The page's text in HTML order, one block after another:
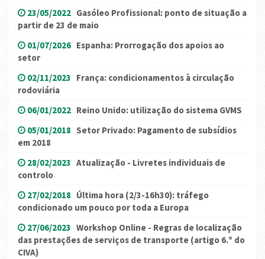
23/05/2022 Gasóleo Profissional: ponto de situação a
partir de 23 de maio
01/07/2026 Espanha: Prorrogação dos apoios ao
setor
02/11/2023 França: condicionamentos à circulação
rodoviária
06/01/2022 Reino Unido: utilização do sistema GVMS
05/01/2018 Setor Privado: Pagamento de subsídios
em 2018
28/02/2023 Atualização - Livretes individuais de
controlo
27/02/2018 Última hora (2/3-16h30): tráfego
condicionado um pouco por toda a Europa
27/06/2023 Workshop Online - Regras de localização
das prestações de serviços de transporte (artigo 6.º do
CIVA)